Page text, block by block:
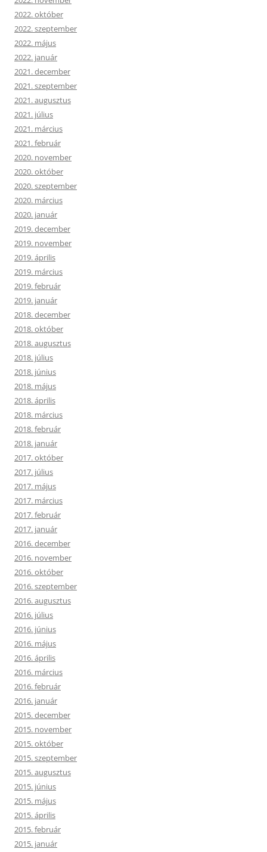
2022. október
2022. szeptember
2022. május
2022. január
2021. december
2021. szeptember
2021. augusztus
2021. július
2021. március
2021. február
2020. november
2020. október
2020. szeptember
2020. március
2020. január
2019. december
2019. november
2019. április
2019. március
2019. február
2019. január
2018. december
2018. október
2018. augusztus
2018. július
2018. június
2018. május
2018. április
2018. március
2018. február
2018. január
2017. október
2017. július
2017. május
2017. március
2017. február
2017. január
2016. december
2016. november
2016. október
2016. szeptember
2016. augusztus
2016. július
2016. június
2016. május
2016. április
2016. március
2016. február
2016. január
2015. december
2015. november
2015. október
2015. szeptember
2015. augusztus
2015. június
2015. május
2015. április
2015. február
2015. január